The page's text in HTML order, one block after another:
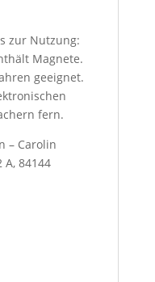
zur Nutzung:
Magnete.
geeignet.
fern.
– Carolin
84144